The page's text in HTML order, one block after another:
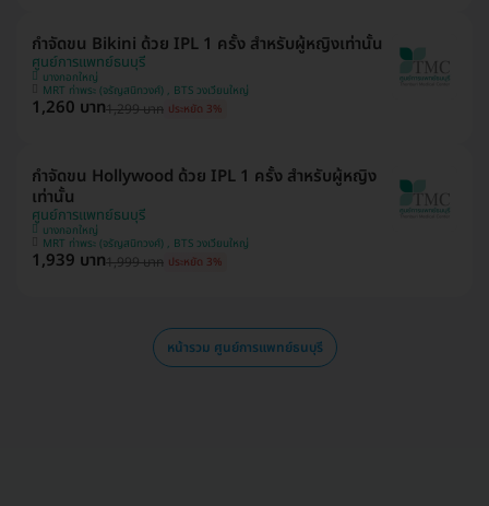
กำจัดขน Bikini ด้วย IPL 1 ครั้ง สำหรับผู้หญิงเท่านั้น
ศูนย์การแพทย์ธนบุรี
บางกอกใหญ่
MRT ท่าพระ (จรัญสนิทวงศ์) , BTS วงเวียนใหญ่
1,260 บาท1,299 บาท ประหยัด 3%
กำจัดขน Hollywood ด้วย IPL 1 ครั้ง สำหรับผู้หญิง
เท่านั้น
ศูนย์การแพทย์ธนบุรี
บางกอกใหญ่
MRT ท่าพระ (จรัญสนิทวงศ์) , BTS วงเวียนใหญ่
1,939 บาท1,999 บาท ประหยัด 3%
หน้ารวม ศูนย์การแพทย์ธนบุรี